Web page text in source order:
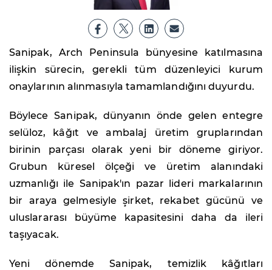
Sanipak, Arch Peninsula bünyesine katılmasına
ilişkin sürecin, gerekli tüm düzenleyici kurum
onaylarının alınmasıyla tamamlandığını duyurdu.
Böylece Sanipak, dünyanın önde gelen entegre
selüloz, kâğıt ve ambalaj üretim gruplarından
birinin parçası olarak yeni bir döneme giriyor.
Grubun küresel ölçeği ve üretim alanındaki
uzmanlığı ile Sanipak'ın pazar lideri markalarının
bir araya gelmesiyle şirket, rekabet gücünü ve
uluslararası büyüme kapasitesini daha da ileri
taşıyacak.
Yeni dönemde Sanipak, temizlik kâğıtları